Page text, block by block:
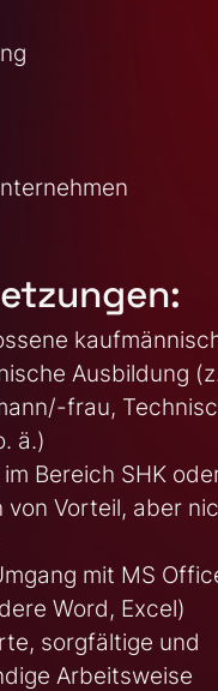
Ausbildung
frau,
ä.)
Bereich SHK
von Vorteil, aber
mit MS
Word, Excel)
sorgfältige und
Arbeitsweise